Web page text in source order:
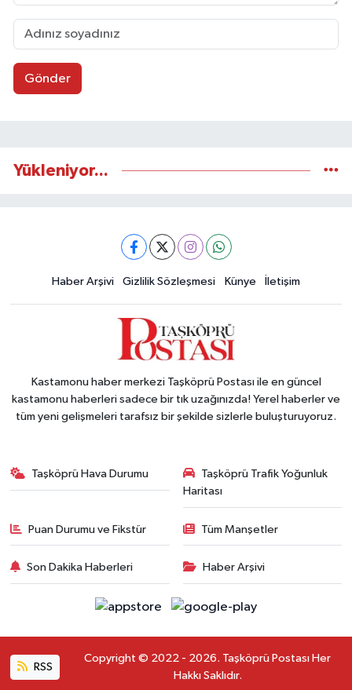
Gönder
Yükleniyor...
Haber Arşivi Gizlilik Sözleşmesi Künye İletişim
Kastamonu haber merkezi Taşköprü Postası ile en güncel
kastamonu haberleri sadece bir tık uzağınızda! Yerel haberler ve
tüm yeni gelişmeleri tarafsız bir şekilde sizlerle buluşturuyoruz.
Taşköprü Hava Durumu
Taşköprü Trafik Yoğunluk
Haritası
Puan Durumu ve Fikstür Tüm Manşetler
Son Dakika Haberleri Haber Arşivi
RSS
Copyright © 2022 - 2026. Taşköprü Postası Her
Hakkı Saklıdır.